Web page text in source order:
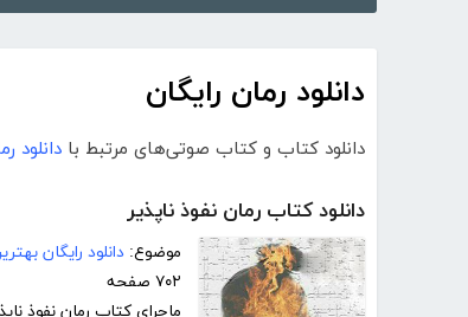
دانلود رمان رایگان
دانلود کتاب و کتاب صوتی‌های مرتبط با دانلود
دانلود کتاب رمان نفوذ ناپذیر
موضوع: دانلود رایگان
۷۰۲ صفحه
ماجرای کتاب رمان نفوذ